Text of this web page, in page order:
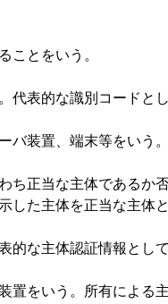
とをいう。
表的な識別コードとし
装置、端末等をいう。
正当な主体であるか
た主体を正当な主体
な主体認証情報として
をいう。所有による